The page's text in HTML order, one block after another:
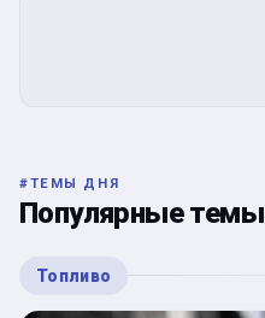
#ТЕМЫ ДНЯ
Популярные темы
Топливо